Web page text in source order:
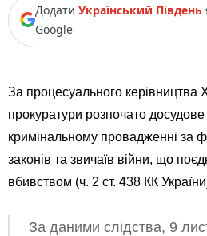
Додати Український Південь
Google
За процесуального керівництва
прокуратури розпочато
кримінальному провадженні за
законів та звичаїв війни, що
вбивством (ч. 2 ст. 438 КК
За даними слідства, 9